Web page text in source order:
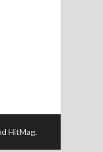
HitMag.